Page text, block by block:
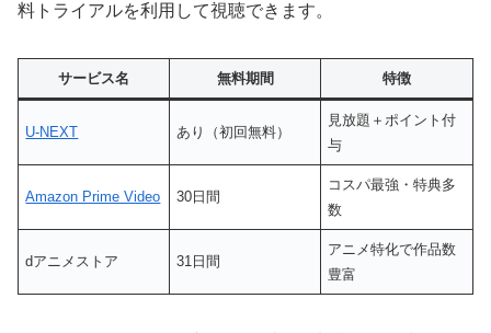
料トライアルを利用して視聴できます。
サービス名 無料期間 特徴
U-NEXT あり（初回無料）
見放題＋ポイント付
与
Amazon Prime Video 30日間
コスパ最強・特典多
数
dアニメストア 31日間
アニメ特化で作品数
豊富